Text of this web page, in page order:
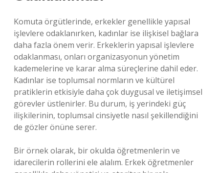
Komuta örgütlerinde, erkekler genellikle yapısal
işlevlere odaklanırken, kadınlar ise ilişkisel bağlara
daha fazla önem verir. Erkeklerin yapısal işlevlere
odaklanması, onları organizasyonun yönetim
kademelerine ve karar alma süreçlerine dahil eder.
Kadınlar ise toplumsal normların ve kültürel
pratiklerin etkisiyle daha çok duygusal ve iletişimsel
görevler üstlenirler. Bu durum, iş yerindeki güç
ilişkilerinin, toplumsal cinsiyetle nasıl şekillendiğini
de gözler önüne serer.
Bir örnek olarak, bir okulda öğretmenlerin ve
idarecilerin rollerini ele alalım. Erkek öğretmenler